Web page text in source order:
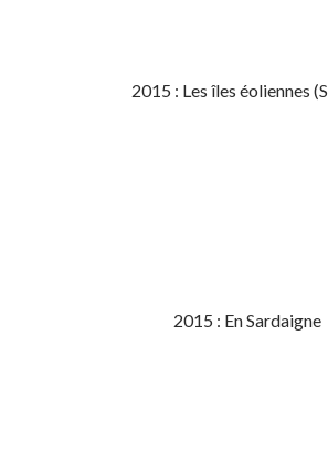
2015 : Les îles éoliennes
2015 : En Sardaigne